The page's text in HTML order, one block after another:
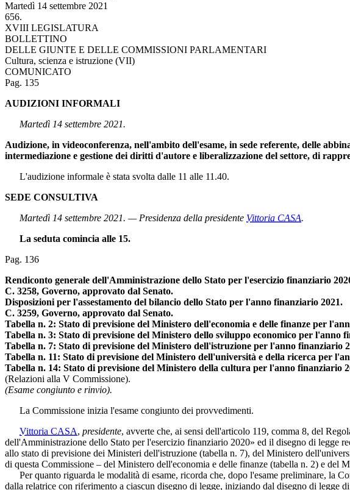
Martedì 14 settembre 2021
656.
XVIII LEGISLATURA
BOLLETTINO
DELLE GIUNTE E DELLE COMMISSIONI PARLAMENTARI
Cultura, scienza e istruzione (VII)
COMUNICATO
Pag. 135
AUDIZIONI INFORMALI
Martedì 14 settembre 2021.
Audizione, in videoconferenza, nell'ambito dell'esame, in sede referente, delle
intermediazione e gestione dei diritti d'autore e liberalizzazione del settore, di
L'audizione informale è stata svolta dalle 11 alle 11.40.
SEDE CONSULTIVA
Martedì 14 settembre 2021. — Presidenza della presidente Vittoria CASA.
La seduta comincia alle 15.
Pag. 136
Rendiconto generale dell'Amministrazione dello Stato per l'esercizio finanziario
C. 3258, Governo, approvato dal Senato.
Disposizioni per l'assestamento del bilancio dello Stato per l'anno finanziario 2021.
C. 3259, Governo, approvato dal Senato.
Tabella n. 2: Stato di previsione del Ministero dell'economia e delle finanze per
Tabella n. 3: Stato di previsione del Ministero dello sviluppo economico per l'anno
Tabella n. 7: Stato di previsione del Ministero dell'istruzione per l'anno finanziario
Tabella n. 11: Stato di previsione del Ministero dell'università e della ricerca per
Tabella n. 14: Stato di previsione del Ministero della cultura per l'anno finanziario
(Relazioni alla V Commissione).
(Esame congiunto e rinvio).
La Commissione inizia l'esame congiunto dei provvedimenti.
Vittoria CASA, presidente, avverte che, ai sensi dell'articolo 119, comma 8, del
dell'Amministrazione dello Stato per l'esercizio finanziario 2020» ed il disegno di legge
allo stato di previsione dei Ministeri dell'istruzione (tabella n. 7), del Ministero
di questa Commissione – del Ministero dell'economia e delle finanze (tabella n. 2) e del
Per quanto riguarda le modalità di esame, ricorda che, dopo l'esame preliminare, la
dalla relatrice con riferimento a ciascun disegno di legge, iniziando dal disegno di legge